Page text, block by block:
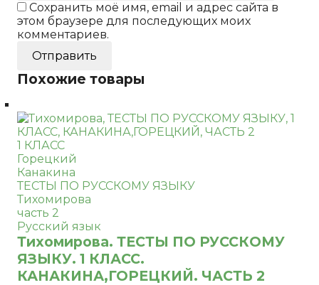
Сохранить моё имя, email и адрес сайта в
этом браузере для последующих моих
комментариев.
Похожие товары
1 КЛАСС
Горецкий
Канакина
ТЕСТЫ ПО РУССКОМУ ЯЗЫКУ
Тихомирова
часть 2
Русский язык
Тихомирова. ТЕСТЫ ПО РУССКОМУ
ЯЗЫКУ. 1 КЛАСС.
КАНАКИНА,ГОРЕЦКИЙ. ЧАСТЬ 2